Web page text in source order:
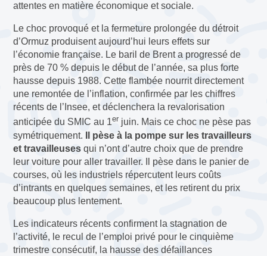
attentes en matière économique et sociale.
Le choc provoqué et la fermeture prolongée du détroit
d’Ormuz produisent aujourd’hui leurs effets sur
l’économie française. Le baril de Brent a progressé de
près de 70 % depuis le début de l’année, sa plus forte
hausse depuis 1988. Cette flambée nourrit directement
une remontée de l’inflation, confirmée par les chiffres
récents de l’Insee, et déclenchera la revalorisation
anticipée du SMIC au 1er juin. Mais ce choc ne pèse pas
symétriquement.
Il pèse à la pompe sur les travailleurs
et travailleuses qui n’ont d’autre choix que de prendre
leur voiture pour aller travailler. Il pèse dans le panier de
courses, où les industriels répercutent leurs coûts
d’intrants en quelques semaines, et les retirent du prix
beaucoup plus lentement.
Les indicateurs récents confirment la stagnation de
l’activité, le recul de l’emploi privé pour le cinquième
trimestre consécutif, la hausse des défaillances